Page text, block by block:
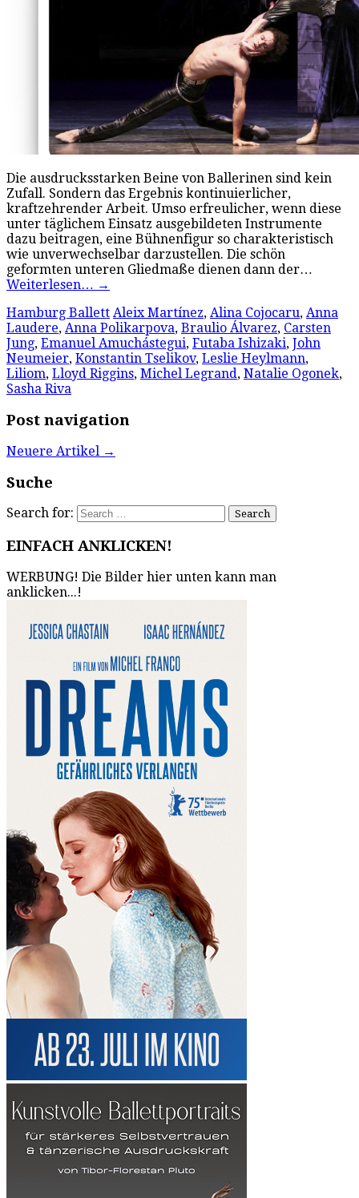
Die ausdrucksstarken Beine von Ballerinen sind kein
Zufall. Sondern das Ergebnis kontinuierlicher,
kraftzehrender Arbeit. Umso erfreulicher, wenn diese
unter täglichem Einsatz ausgebildeten Instrumente
dazu beitragen, eine Bühnenfigur so charakteristisch
wie unverwechselbar darzustellen. Die schön
geformten unteren Gliedmaße dienen dann der…
Weiterlesen… →
Hamburg Ballett Aleix Martínez, Alina Cojocaru, Anna
Laudere, Anna Polikarpova, Braulio Álvarez, Carsten
Jung, Emanuel Amuchástegui, Futaba Ishizaki, John
Neumeier, Konstantin Tselikov, Leslie Heylmann,
Liliom, Lloyd Riggins, Michel Legrand, Natalie Ogonek,
Sasha Riva
Post navigation
Neuere Artikel →
Suche
Search for:
EINFACH ANKLICKEN!
WERBUNG! Die Bilder hier unten kann man
anklicken...!